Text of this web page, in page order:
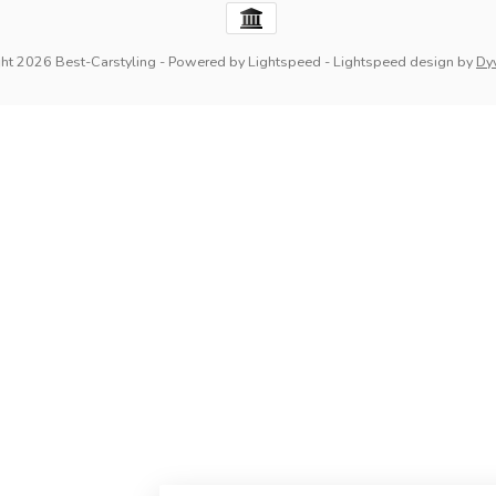
2026 Best-Carstyling - Powered by Lightspeed - Lightspeed design by